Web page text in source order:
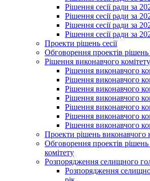
Рішення сесії ради за
Рішення сесії ради за
Рішення сесії ради за
Рішення сесії ради за
Проекти рішень сесії
Обговорення проектів рішень
Рішення виконавчого комітету
Рішення виконавчого
Рішення виконавчого
Рішення виконавчого
Рішення виконавчого
Рішення виконавчого
Рішення виконавчого
Рішення виконавчого
Проекти рішень виконавчого
Обговорення проектів
комітету
Розпорядження селищного
Розпорядження